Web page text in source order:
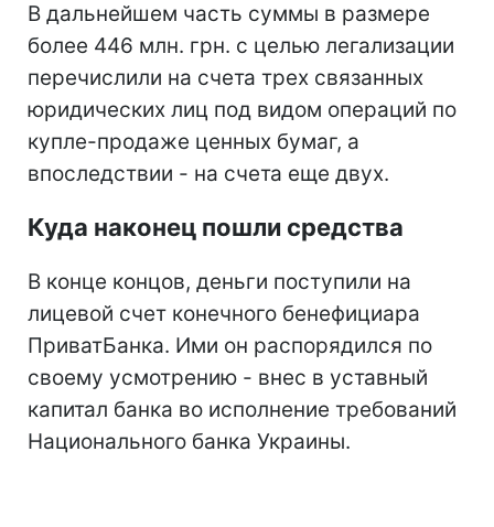
В дальнейшем часть суммы в размере
более 446 млн. грн. с целью легализации
перечислили на счета трех связанных
юридических лиц под видом операций по
купле-продаже ценных бумаг, а
впоследствии - на счета еще двух.
Куда наконец пошли средства
В конце концов, деньги поступили на
лицевой счет конечного бенефициара
ПриватБанка. Ими он распорядился по
своему усмотрению - внес в уставный
капитал банка во исполнение требований
Национального банка Украины.